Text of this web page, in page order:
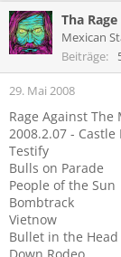
Tha Rage
Mexican
Beiträge
29. Mai 2008
Rage Against The
2008.2.07 -
Testify
Bulls on Parade
People of the Sun
Bombtrack
Vietnow
Bullet in the Head